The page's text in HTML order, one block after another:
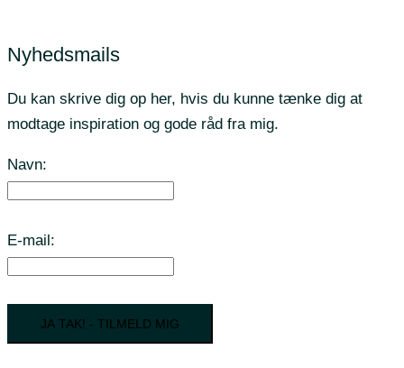
Nyhedsmails
Du kan skrive dig op her, hvis du kunne tænke dig at
modtage inspiration og gode råd fra mig.
Navn:
E-mail:
JA TAK! - TILMELD MIG